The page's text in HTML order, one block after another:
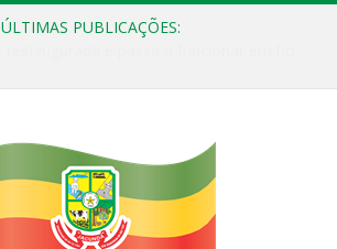
ÚLTIMAS PUBLICAÇÕES: